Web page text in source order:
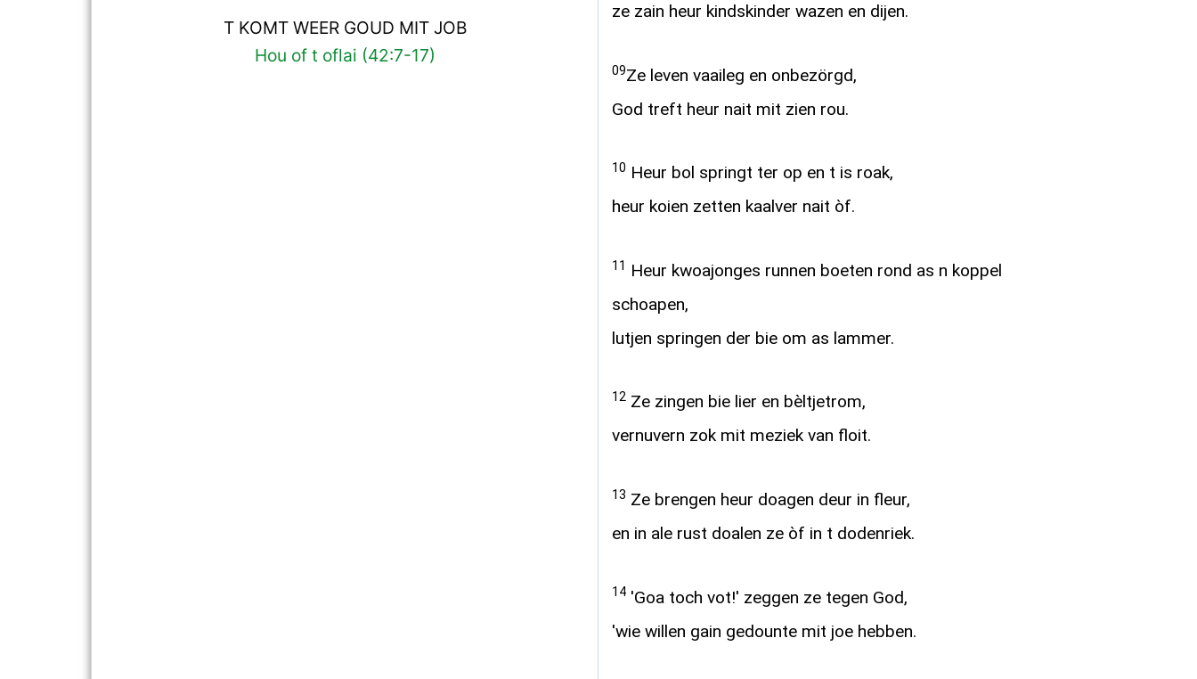
T KOMT WEER GOUD MIT JOB
Hou of t oflai (42:7-17)
ze zain heur kindskinder wazen en dijen.
09Ze leven vaaileg en onbezörgd,
God treft heur nait mit zien rou.
10 Heur bol springt ter op en t is roak,
heur koien zetten kaalver nait òf.
11 Heur kwoajonges runnen boeten rond as n koppel
schoapen,
lutjen springen der bie om as lammer.
12 Ze zingen bie lier en bèltjetrom,
vernuvern zok mit meziek van floit.
13 Ze brengen heur doagen deur in fleur,
en in ale rust doalen ze òf in t dodenriek.
14 'Goa toch vot!' zeggen ze tegen God,
'wie willen gain gedounte mit joe hebben.